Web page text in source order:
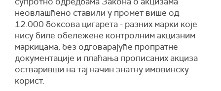
неовлашћено ставили у промет више од
12.000 боксова цигарета - разних марки које
нису биле обележене контролним акцизним
маркицама, без одговарајуће пропратне
документације и плаћања прописаних акциза
остваривши на тај начин знатну имовинску
корист.